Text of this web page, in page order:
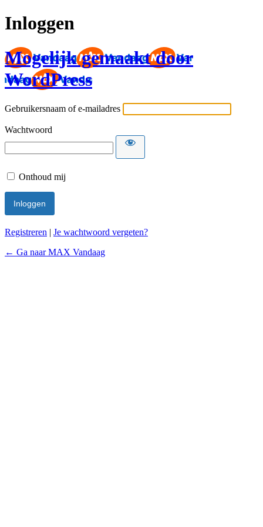
Inloggen
Mogelijk gemaakt door
WordPress
Gebruikersnaam of e-mailadres
Wachtwoord
Onthoud mij
Registreren | Je wachtwoord vergeten?
← Ga naar MAX Vandaag